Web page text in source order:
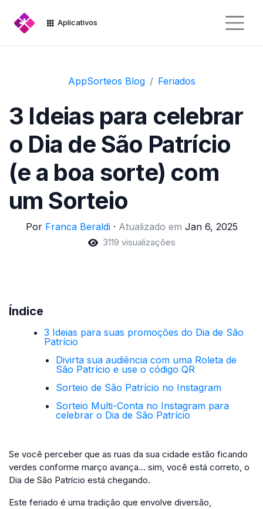
Aplicativos
AppSorteos Blog Feriados
3 Ideias para celebrar
o Dia de São Patrício
(e a boa sorte) com
um Sorteio
Por Franca Beraldi· Atualizado em Jan 6, 2025
3119 visualizações
Índice
3 Ideias para suas promoções do Dia de São
Patrício
Divirta sua audiência com uma Roleta de
São Patrício e use o código QR
Sorteio de São Patrício no Instagram
Sorteio Multi-Conta no Instagram para
celebrar o Dia de São Patrício
Se você perceber que as ruas da sua cidade estão ficando
verdes conforme março avança… sim, você está correto, o
Dia de São Patrício está chegando.
Este feriado é uma tradição que envolve diversão,